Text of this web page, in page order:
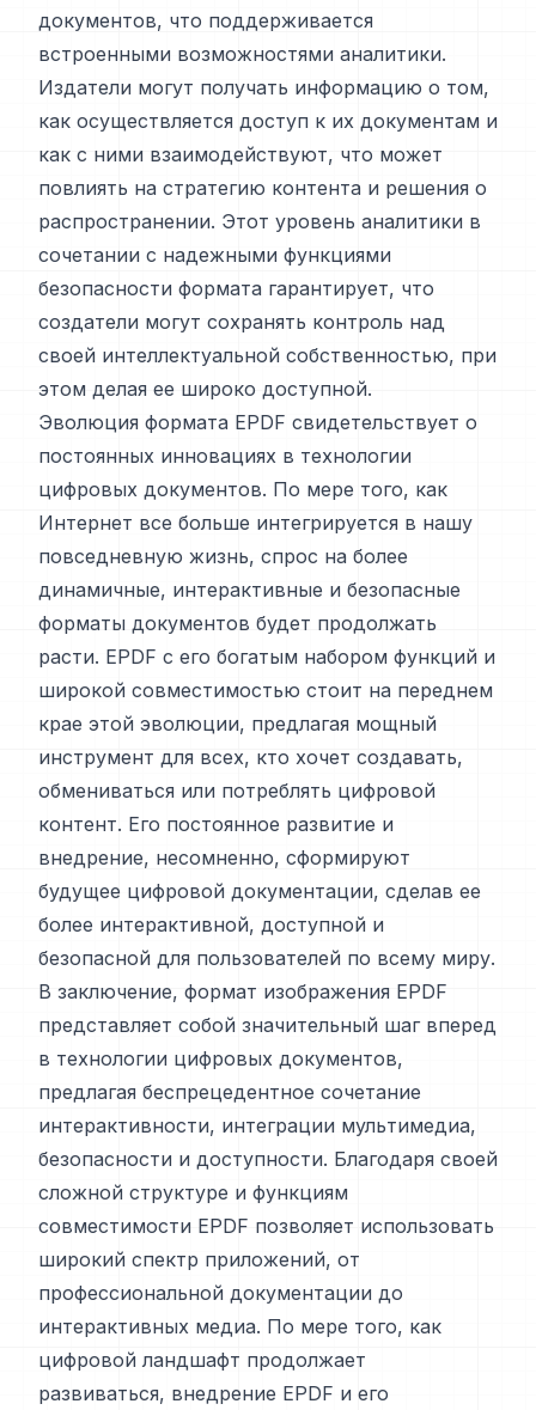
документов, что поддерживается
встроенными возможностями аналитики.
Издатели могут получать информацию о том,
как осуществляется доступ к их документам и
как с ними взаимодействуют, что может
повлиять на стратегию контента и решения о
распространении. Этот уровень аналитики в
сочетании с надежными функциями
безопасности формата гарантирует, что
создатели могут сохранять контроль над
своей интеллектуальной собственностью, при
этом делая ее широко доступной.
Эволюция формата EPDF свидетельствует о
постоянных инновациях в технологии
цифровых документов. По мере того, как
Интернет все больше интегрируется в нашу
повседневную жизнь, спрос на более
динамичные, интерактивные и безопасные
форматы документов будет продолжать
расти. EPDF с его богатым набором функций и
широкой совместимостью стоит на переднем
крае этой эволюции, предлагая мощный
инструмент для всех, кто хочет создавать,
обмениваться или потреблять цифровой
контент. Его постоянное развитие и
внедрение, несомненно, сформируют
будущее цифровой документации, сделав ее
более интерактивной, доступной и
безопасной для пользователей по всему миру.
В заключение, формат изображения EPDF
представляет собой значительный шаг вперед
в технологии цифровых документов,
предлагая беспрецедентное сочетание
интерактивности, интеграции мультимедиа,
безопасности и доступности. Благодаря своей
сложной структуре и функциям
совместимости EPDF позволяет использовать
широкий спектр приложений, от
профессиональной документации до
интерактивных медиа. По мере того, как
цифровой ландшафт продолжает
развиваться, внедрение EPDF и его